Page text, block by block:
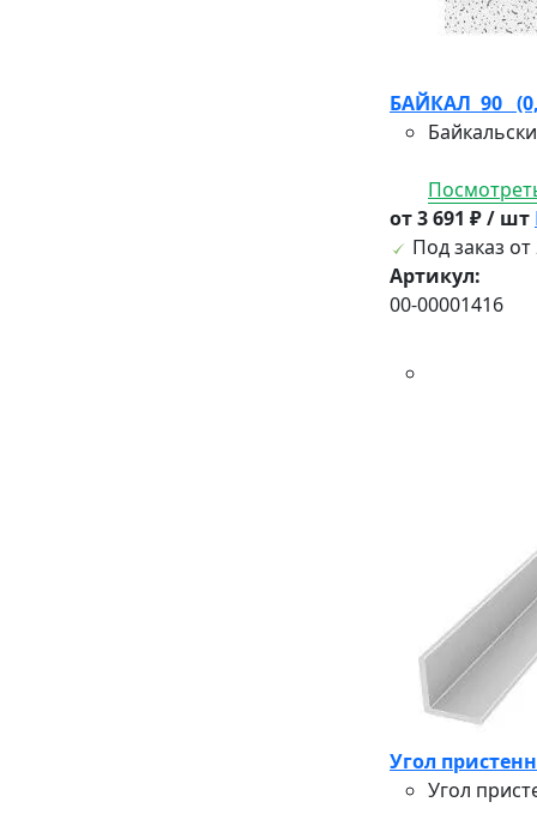
БАЙКАЛ 90
от 3 691 ₽ / шт
Под заказ от
Артикул:
00-00001416
Угол
Угол